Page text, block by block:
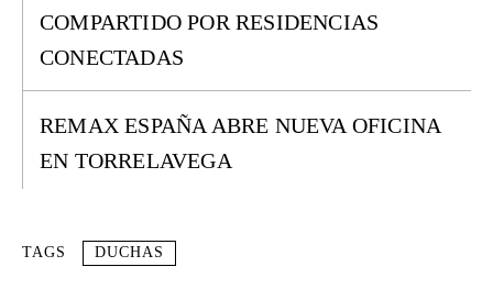
COMPARTIDO POR RESIDENCIAS
CONECTADAS
REMAX ESPAÑA ABRE NUEVA OFICINA
EN TORRELAVEGA
TAGS DUCHAS